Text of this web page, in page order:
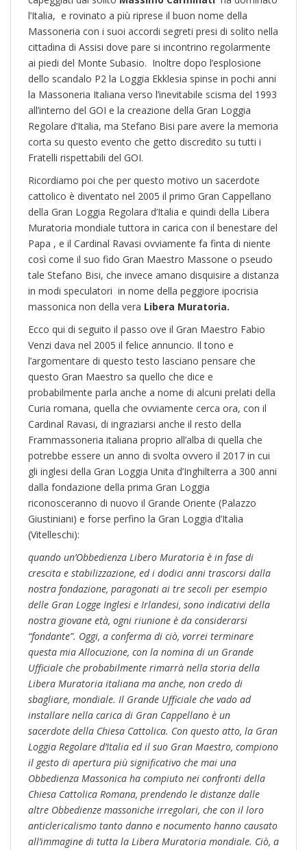
l’Italia, e rovinato a più riprese il buon nome della
Massoneria con i suoi accordi segreti presi di solito nella
cittadina di Assisi dove pare si incontrino regolarmente
ai piedi del Monte Subasio. Inoltre dopo l’esplosione
dello scandalo P2 la Loggia Ekklesia spinse in pochi anni
la Massoneria Italiana verso l’inevitabile scisma del 1993
all’interno del GOI e la creazione della Gran Loggia
Regolare d’Italia, ma Stefano Bisi pare avere la memoria
corta su questo evento che getto discredito su tutti i
Fratelli rispettabili del GOI.
Ricordiamo poi che per questo motivo un sacerdote
cattolico è diventato nel 2005 il primo Gran Cappellano
della Gran Loggia Regolara d’Italia e quindi della Libera
Muratoria mondiale tuttora in carica con il benestare del
Papa , e il Cardinal Ravasi ovviamente fa finta di niente
così come il suo fido Gran Maestro Massone o pseudo
tale Stefano Bisi, che invece amano disquisire a distanza
in modi speculatori in nome della peggiore ipocrisia
massonica non della vera Libera Muratoria.
Ecco qui di seguito il passo ove il Gran Maestro Fabio
Venzi dava nel 2005 il felice annuncio. Il tono e
l’argomentare di questo testo lasciano pensare che
questo Gran Maestro sa quello che dice e
probabilmente parla anche a nome di alcuni prelati della
Curia romana, quella che ovviamente cerca ora, con il
Cardinal Ravasi, di ingraziarsi anche il resto della
Frammassoneria italiana proprio all’alba di quella che
potrebbe essere un anno di svolta ovvero il 2017 in cui
gli inglesi della Gran Loggia Unita d’Inghilterra a 300 anni
dalla fondazione della prima Gran Loggia
riconosceranno di nuovo il Grande Oriente (Palazzo
Giustiniani) e forse perfino la Gran Loggia d’Italia
(Vitelleschi):
quando un’Obbedienza Libero Muratoria è in fase di
crescita e stabilizzazione, ed i dodici anni trascorsi dalla
nostra fondazione, paragonati ai tre secoli per esempio
delle Gran Logge Inglesi e Irlandesi, sono indicativi della
nostra giovane età, ogni riunione è da considerarsi
“fondante”. Oggi, a conferma di ciò, vorrei terminare
questa mia Allocuzione, con la nomina di un Grande
Ufficiale che probabilmente rimarrà nella storia della
Libera Muratoria italiana ma anche, non credo di
sbagliare, mondiale. Il Grande Ufficiale che vado ad
installare nella carica di Gran Cappellano è un
sacerdote della Chiesa Cattolica. Con questo atto, la Gran
Loggia Regolare d’Italia ed il suo Gran Maestro, compiono
il gesto di apertura più significativo che mai una
Obbedienza Massonica ha compiuto nei confronti della
Chiesa Cattolica Romana, prendendo le distanze dalle
altre Obbedienze massoniche irregolari, che con il loro
anticlericalismo tanto danno e nocumento hanno causato
all’immagine di tutta la Libera Muratoria mondiale. Ciò, a